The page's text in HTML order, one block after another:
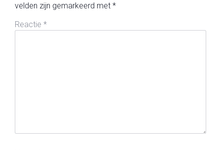
velden zijn gemarkeerd met *
Reactie *